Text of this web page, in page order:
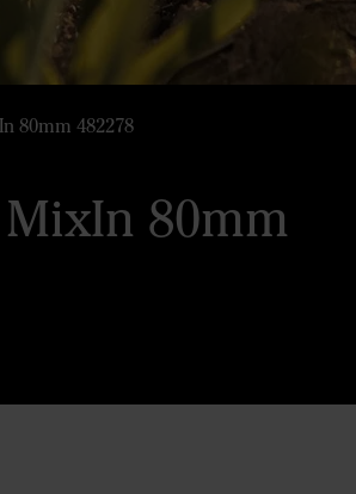
80mm 482278
80mm